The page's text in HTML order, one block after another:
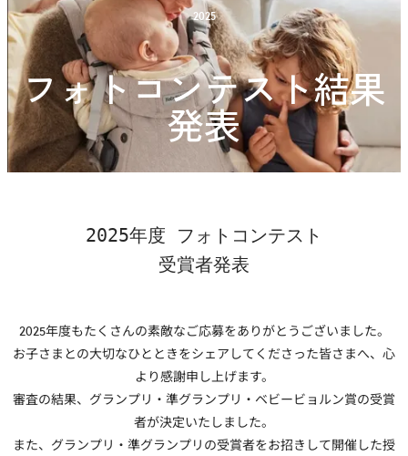
2025
フォトコンテスト結果
発表
2025年度 フォトコンテスト
受賞者発表
2025年度もたくさんの素敵なご応募をありがとうございました。
お子さまとの大切なひとときをシェアしてくださった皆さまへ、心
より感謝申し上げます。
審査の結果、グランプリ・準グランプリ・ベビービョルン賞の受賞
者が決定いたしました。
また、グランプリ・準グランプリの受賞者をお招きして開催した授